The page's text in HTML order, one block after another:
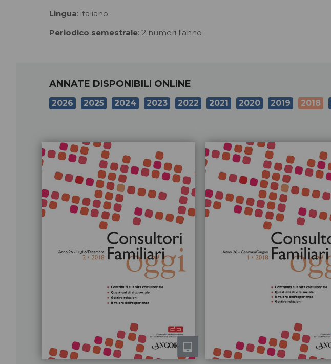
Lingua: italiano
Periodico semestrale: 2 numeri l'anno
ANNATE DISPONIBILI ONLINE
2026 2025 2024 2023 2022 2021 2020 2019 2018